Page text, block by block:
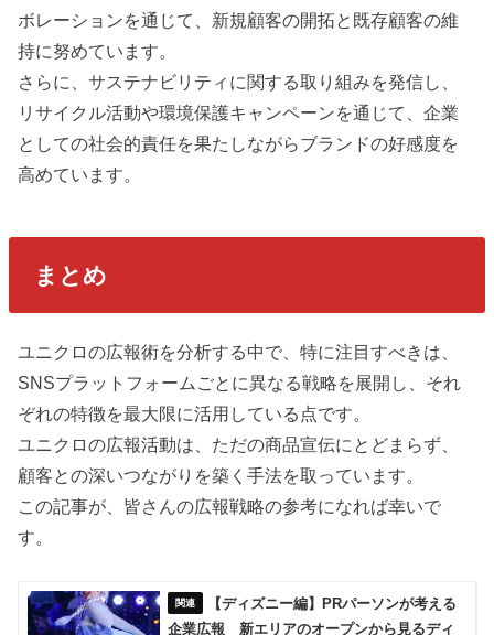
ボレーションを通じて、新規顧客の開拓と既存顧客の維
持に努めています。
さらに、サステナビリティに関する取り組みを発信し、
リサイクル活動や環境保護キャンペーンを通じて、企業
としての社会的責任を果たしながらブランドの好感度を
高めています。
まとめ
ユニクロの広報術を分析する中で、特に注目すべきは、
SNSプラットフォームごとに異なる戦略を展開し、それ
ぞれの特徴を最大限に活用している点です。
ユニクロの広報活動は、ただの商品宣伝にとどまらず、
顧客との深いつながりを築く手法を取っています。
この記事が、皆さんの広報戦略の参考になれば幸いで
す。
【ディズニー編】PRパーソンが考える
企業広報 新エリアのオープンから見るディ